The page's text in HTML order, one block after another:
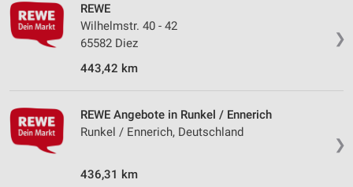
❯
REWE
Wilhelmstr. 40 - 42
65582 Diez
443,42 km
❯
REWE Angebote in Runkel / Ennerich
Runkel / Ennerich, Deutschland
436,31 km
Geräte anhand von aktiv angeforderten
Informationen identifizieren
Nicht-IAB-Verarbeitungszwecke:
Performance
Funktional